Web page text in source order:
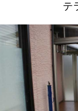
テ